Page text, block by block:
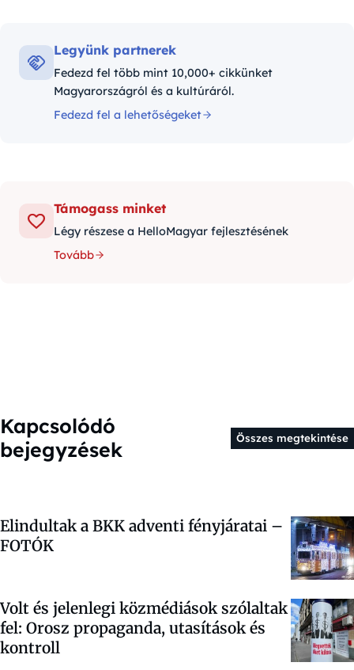
Legyünk partnerek
Fedezd fel több mint 10,000+ cikkünket
Magyarországról és a kultúráról.
Fedezd fel a lehetőségeket
Támogass minket
Légy részese a HelloMagyar fejlesztésének
Tovább
Kapcsolódó
bejegyzések
Összes megtekintése
Elindultak a BKK adventi fényjáratai –
FOTÓK
Volt és jelenlegi közmédiások szólaltak
fel: Orosz propaganda, utasítások és
kontroll